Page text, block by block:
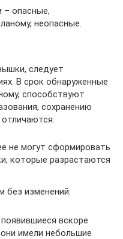
– опасные,
неопасные.
следует
В срок обнаруженные
способствуют
сохранению
не могут сформировать
которые разрастаются
без изменений.
вскоре
имели небольшие